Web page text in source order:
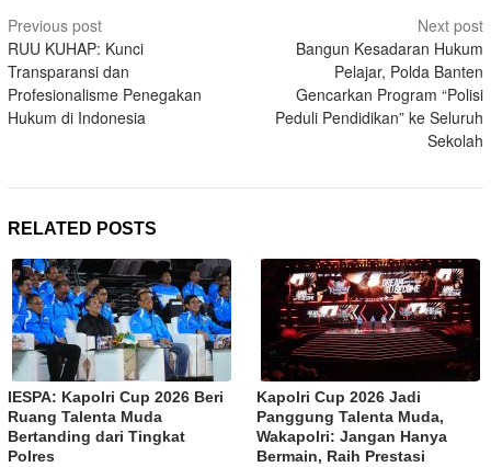
Post
navigation
Previous post
RUU KUHAP: Kunci
Transparansi dan
Profesionalisme Penegakan
Hukum di Indonesia
Next post
Bangun Kesadaran Hukum
Pelajar, Polda Banten
Gencarkan Program “Polisi
Peduli Pendidikan” ke Seluruh
Sekolah
RELATED POSTS
IESPA: Kapolri Cup 2026 Beri
Ruang Talenta Muda
Bertanding dari Tingkat
Polres
Kapolri Cup 2026 Jadi
Panggung Talenta Muda,
Wakapolri: Jangan Hanya
Bermain, Raih Prestasi